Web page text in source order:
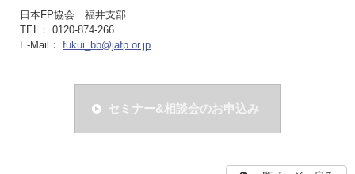
日本FP協会 福井支部
TEL： 0120-874-266
E-Mail： fukui_bb@jafp.or.jp
セミナー&相談会のお申込み